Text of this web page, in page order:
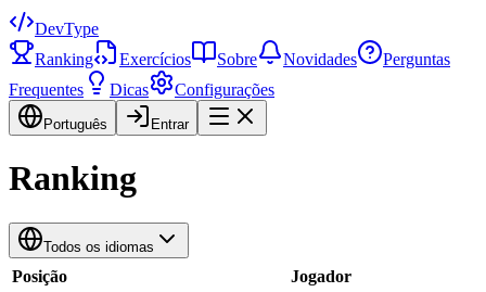
DevType
Ranking
Exercícios Sobre Novidades
Perguntas
Frequentes
Dicas Configurações
Português Entrar
Ranking
Todos os idiomas
Posição Jogador